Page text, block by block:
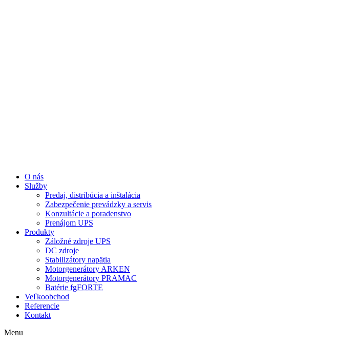
O nás
Služby
Predaj, distribúcia a inštalácia
Zabezpečenie prevádzky a servis
Konzultácie a poradenstvo
Prenájom UPS
Produkty
Záložné zdroje UPS
DC zdroje
Stabilizátory napätia
Motorgenerátory ARKEN
Motorgenerátory PRAMAC
Batérie fgFORTE
Veľkoobchod
Referencie
Kontakt
Menu